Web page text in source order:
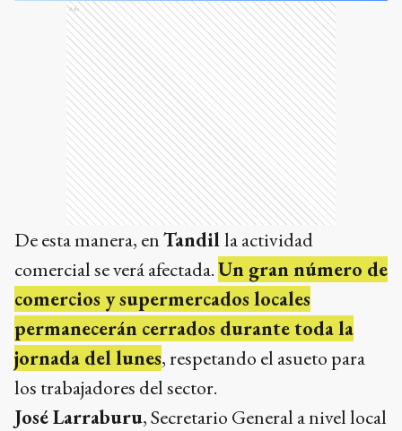
Ads
De esta manera, enTandilla actividad
comercial se verá afectada.Un gran número de
comercios y supermercados locales
permanecerán cerrados durante toda la
jornada del lunes, respetando el asueto para
los trabajadores del sector.
José Larraburu, Secretario General a nivel local